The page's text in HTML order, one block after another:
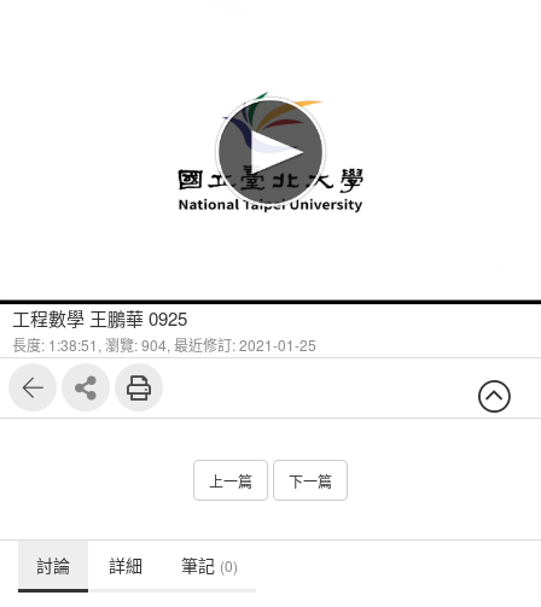
工程數學 王鵬華 0925
長度: 1:38:51, 瀏覽: 904, 最近修訂: 2021-01-25
上一篇 下一篇
討論 詳細 筆記 (0)